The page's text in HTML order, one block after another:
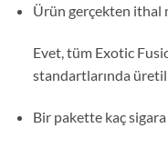
Ürün gerçekten ithal
Evet, tüm Exotic
standartlarında
Bir pakette kaç sigara